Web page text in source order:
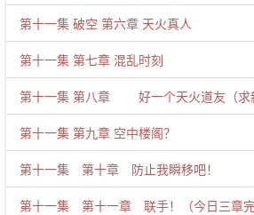
第十一集 破空 第六章 天火真人
第十一集 第七章 混乱时刻
第十一集 第八章 好一个天火道友（求
第十一集 第九章 空中楼阁？
第十一集 第十章 防止我瞬移吧！
第十一集 第十一章 联手！（今日三章完